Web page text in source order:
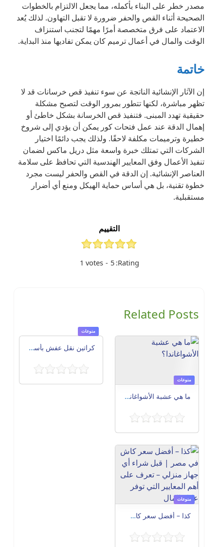
مصدر خطر على البناء بأكمله، مما يجعل الالتزام بالخطوات
الصحيحة أثناء القص والحفر ضرورة لا تقبل التهاون. لذلك يُعد
الاعتماد على فرق متخصصة أمرًا مهمًا لتجنب استنزاف
الوقت والمال في أعمال ترميم كان يمكن تفاديها منذ البداية.
خاتمة
إن الآثار الإنشائية الناتجة عن سوء تنفيذ قص خرسانات قد لا
تظهر مباشرة، لكنها تتطور بمرور الوقت لتصبح مشكلة
حقيقية تهدد المبنى. فتنفيذ قص الخرسانة بشكل خاطئ أو
إهمال الدقة عند عمل فتحات كور يمكن أن يؤدي إلى شروخ
خطيرة وترميمات مكلفة لاحقًا. ولذلك يجب دائمًا اختيار
الشركات التي تمتلك خبرة واسعة مثل دريل ماكس لضمان
تنفيذ الأعمال وفق المعايير الهندسية التي تحافظ على سلامة
العناصر الإنشائية. إن الدقة في القص والحفر ليست مجرد
خطوة تقنية، بل هي أساس حماية الهيكل ومنع أي أضرار
مستقبلية.
التقييم
Rating:
5
-
1votes
Related Posts
منوعات
ما هي عشبة الأشواغاندا؟
منوعات
كراتين نقل عفش بأسعار مناسبة بالإسكندرية 01141940005
منوعات
كذا – أفضل سعر كاش في مصر | قبل شراء أي جهاز منزلي – تعرف على أهم المعايير التي توفر عليك المال